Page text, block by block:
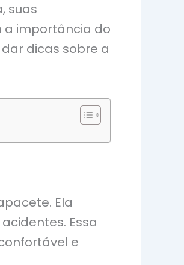
suas
a importância do
dicas sobre a
Ela
Essa
e